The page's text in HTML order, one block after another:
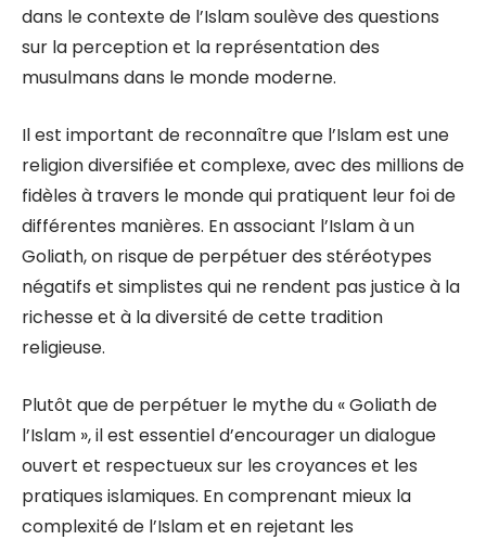
dans le contexte de l’Islam soulève des questions
sur la perception et la représentation des
musulmans dans le monde moderne.
Il est important de reconnaître que l’Islam est une
religion diversifiée et complexe, avec des millions de
fidèles à travers le monde qui pratiquent leur foi de
différentes manières. En associant l’Islam à un
Goliath, on risque de perpétuer des stéréotypes
négatifs et simplistes qui ne rendent pas justice à la
richesse et à la diversité de cette tradition
religieuse.
Plutôt que de perpétuer le mythe du « Goliath de
l’Islam », il est essentiel d’encourager un dialogue
ouvert et respectueux sur les croyances et les
pratiques islamiques. En comprenant mieux la
complexité de l’Islam et en rejetant les